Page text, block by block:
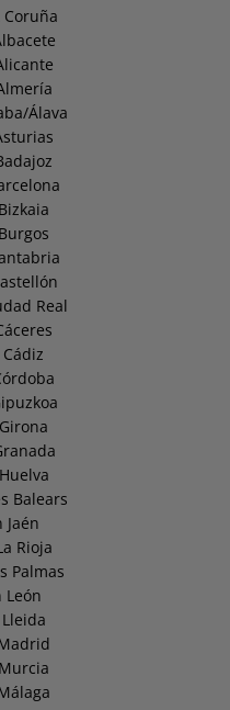
Coruña
Álava
Real
Balears
Jaén
Rioja
Palmas
León